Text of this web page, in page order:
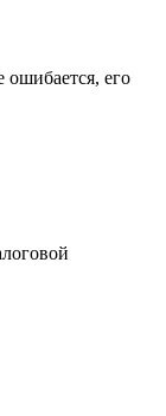
ошибается, его